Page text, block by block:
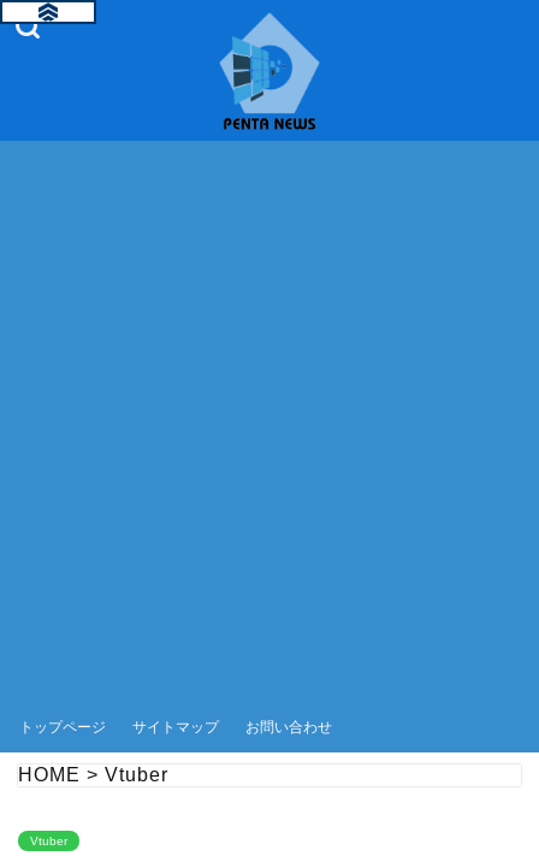
トップページ サイトマップ お問い合わせ
HOME > Vtuber
Vtuber